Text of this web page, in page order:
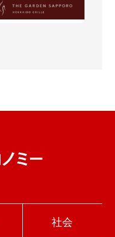
社会